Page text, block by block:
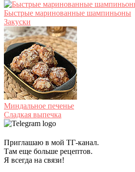
Быстрые маринованные шампиньоны
Закуски
Миндальное печенье
Сладкая выпечка
Приглашаю в мой ТГ-канал.
Там еще больше рецептов.
Я всегда на связи!